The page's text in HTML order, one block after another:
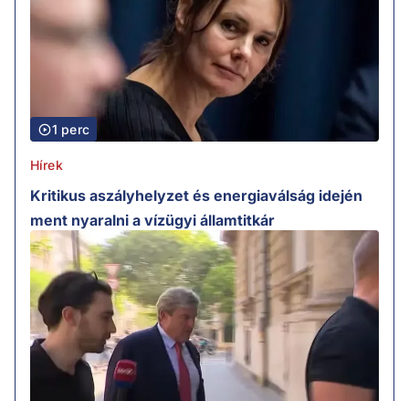
1 perc
Hírek
Kritikus aszályhelyzet és energiaválság idején
ment nyaralni a vízügyi államtitkár